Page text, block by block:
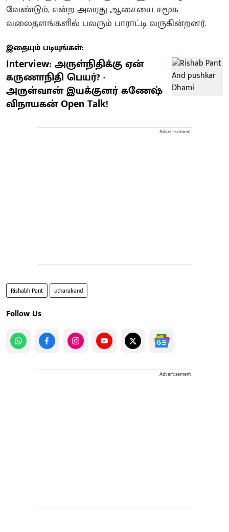
வேண்டும், என்ற அவரது ஆசையை சமூக
வலைதளங்களில் பலரும் பாராட்டி வருகின்றனர்.
இதையும் படியுங்கள்:
Interview: அருள்நிதிக்கு ஏன்
கருணாநிதி பெயர்? -
அருள்வான் இயக்குனர் கணேஷ்
விநாயகன் Open Talk!
Advertisement
Rishabh Pant utharakand
Follow Us
Advertisement